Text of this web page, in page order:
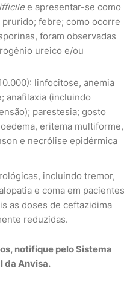
e apresentar-se como
febre; como ocorre
foram observadas
ureico e/ou
linfocitose, anemia
anafilaxia (incluindo
parestesia; gosto
eritema multiforme,
e necrólise epidérmica
incluindo tremor,
e coma em pacientes
as doses de ceftazidima
reduzidas.
notifique pelo Sistema
da Anvisa.